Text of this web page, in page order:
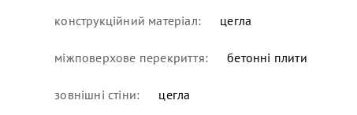
конструкційний матеріал: цегла
міжповерхове перекриття: бетонні плити
зовнішні стіни: цегла